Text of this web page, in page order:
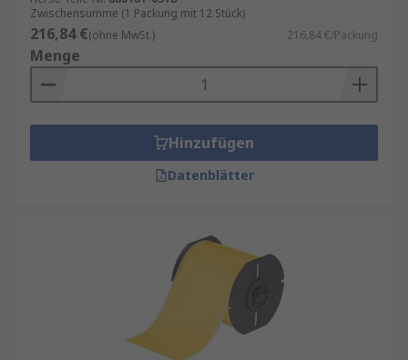
Zwischensumme (1 Packung mit 12 Stück)
216,84 €(ohne MwSt.) 216,84 €/Packung
Menge
Hinzufügen
Datenblätter